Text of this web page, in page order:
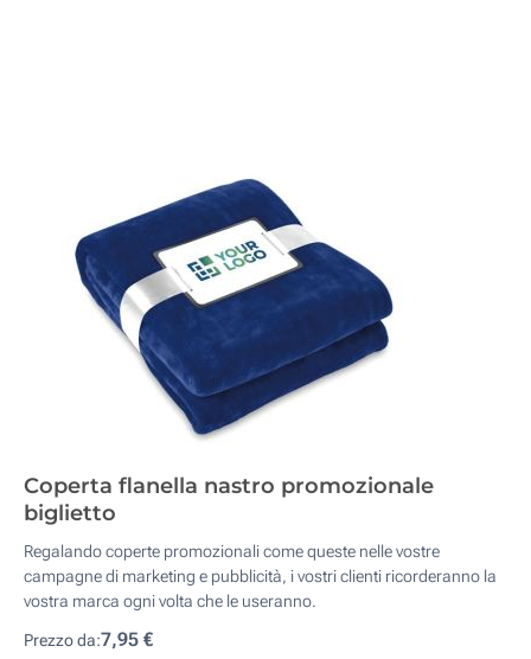
Coperta flanella nastro promozionale
biglietto
Regalando coperte promozionali come queste nelle vostre
campagne di marketing e pubblicità, i vostri clienti ricorderanno la
vostra marca ogni volta che le useranno.
Prezzo da:7,95 €